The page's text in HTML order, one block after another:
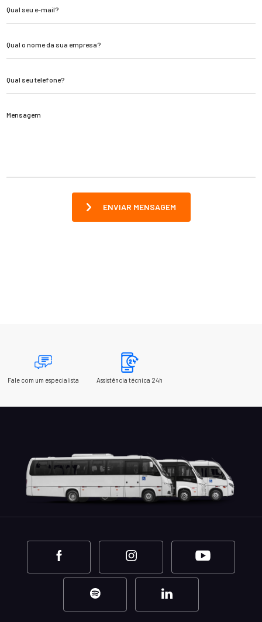
Qual seu e-mail?
Qual o nome da sua empresa?
Qual seu telefone?
Mensagem
ENVIAR MENSAGEM
Fale com um especialista Assistência técnica 24h